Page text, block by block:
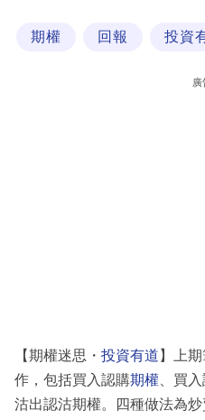
場
期權 回報 投資
廣
【期權迷思・ 投資有道 】上
作，包括買入認購期權 、買
沽出認沽期權。四種做法為